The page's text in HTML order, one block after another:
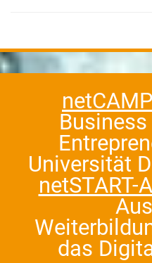
Business
Universität
netSTART-
das